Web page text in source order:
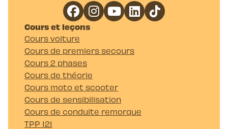
Cours et leçons
Cours voiture
Cours de premiers secours
Cours 2 phases
Cours de théorie
Cours moto et scooter
Cours de sensibilisation
Cours de conduite remorque
TPP 121